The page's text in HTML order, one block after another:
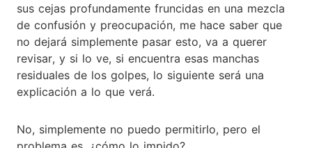
sus cejas profundamente fruncidas en una mezcla
de confusión y preocupación, me hace saber que
no dejará simplemente pasar esto, va a querer
revisar, y si lo ve, si encuentra esas manchas
residuales de los golpes, lo siguiente será una
explicación a lo que verá.
No, simplemente no puedo permitirlo, pero el